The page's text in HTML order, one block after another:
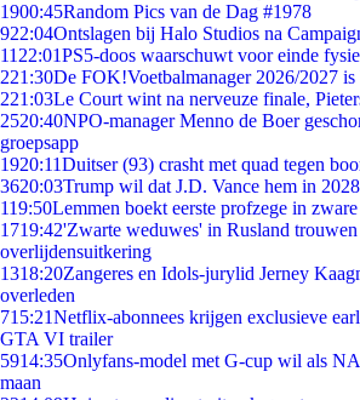
1900:45Random Pics van de Dag #1978
922:04Ontslagen bij Halo Studios na
11 22:01PS5-doos waarschuwt voor einde
221:30De FOK!Voetbalmanager 2026/2027 is
221:03Le Court wint na nerveuze finale,
2520:40NPO-manager Menno de Boer
groepsapp
1920:11Duitser (93) crasht met quad tegen
3620:03Trump wil dat J.D. Vance hem in
119:50Lemmen boekt eerste profzege in
1719:42'Zwarte weduwes' in Rusland
overlijdensuitkering
1318:20Zangeres en Idols-jurylid Jerney
overleden
715:21Netflix-abonnees krijgen exclusieve
GTA VI trailer
5914:35Onlyfans-model met G-cup wil als
maan